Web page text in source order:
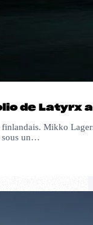
de Latyrx
Mikko
sous un…